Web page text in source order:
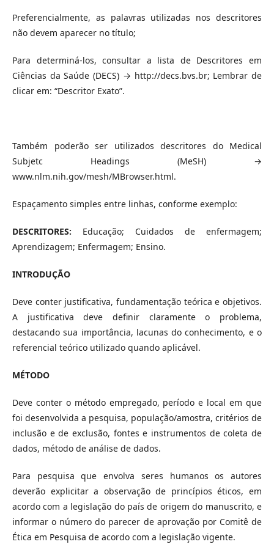
Preferencialmente, as palavras utilizadas nos descritores
não devem aparecer no título;
Para determiná-los, consultar a lista de Descritores em
Ciências da Saúde (DECS) → http://decs.bvs.br; Lembrar de
clicar em: “Descritor Exato”.
Também poderão ser utilizados descritores do Medical
Subjetc Headings (MeSH) →
www.nlm.nih.gov/mesh/MBrowser.html.
Espaçamento simples entre linhas, conforme exemplo:
DESCRITORES: Educação; Cuidados de enfermagem;
Aprendizagem; Enfermagem; Ensino.
INTRODUÇÃO
Deve conter justificativa, fundamentação teórica e objetivos.
A justificativa deve definir claramente o problema,
destacando sua importância, lacunas do conhecimento, e o
referencial teórico utilizado quando aplicável.
MÉTODO
Deve conter o método empregado, período e local em que
foi desenvolvida a pesquisa, população/amostra, critérios de
inclusão e de exclusão, fontes e instrumentos de coleta de
dados, método de análise de dados.
Para pesquisa que envolva seres humanos os autores
deverão explicitar a observação de princípios éticos, em
acordo com a legislação do país de origem do manuscrito, e
informar o número do parecer de aprovação por Comitê de
Ética em Pesquisa de acordo com a legislação vigente.